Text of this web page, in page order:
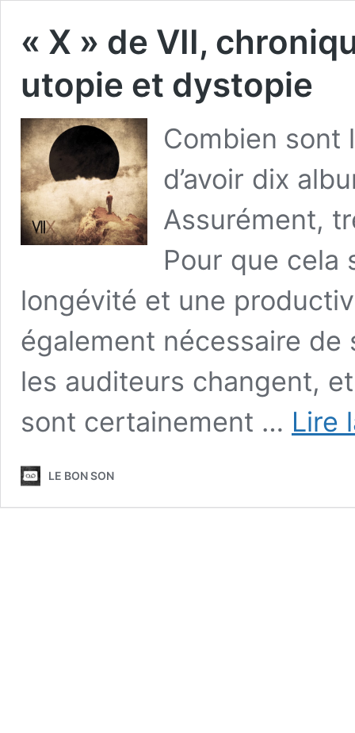
« X » de VII,
utopie et dystopie
Combien sont
d’avoir dix
Assurément,
Pour que cela
longévité et une
également nécessaire de
les auditeurs changent,
sont certainement … Lire
LE BON SON